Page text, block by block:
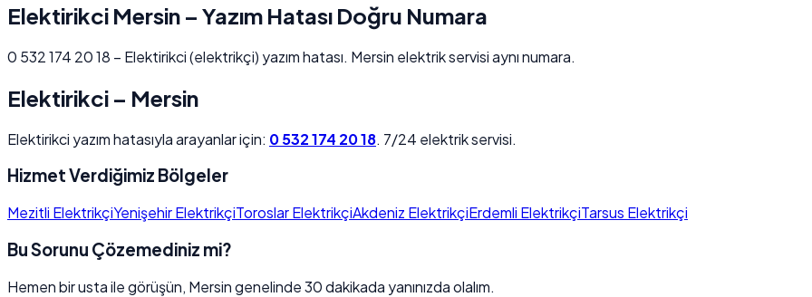
Elektirikci Mersin – Yazım Hatası Doğru Numara
0 532 174 20 18 – Elektirikci (elektrikçi) yazım hatası. Mersin elektrik servisi aynı numara.
Elektirikci – Mersin
Elektirikci yazım hatasıyla arayanlar için: 0 532 174 20 18. 7/24 elektrik servisi.
Hizmet Verdiğimiz Bölgeler
Mezitli ElektrikçiYenişehir ElektrikçiToroslar ElektrikçiAkdeniz ElektrikçiErdemli ElektrikçiTarsus Elektrikçi
Bu Sorunu Çözemediniz mi?
Hemen bir usta ile görüşün, Mersin genelinde 30 dakikada yanınızda olalım.